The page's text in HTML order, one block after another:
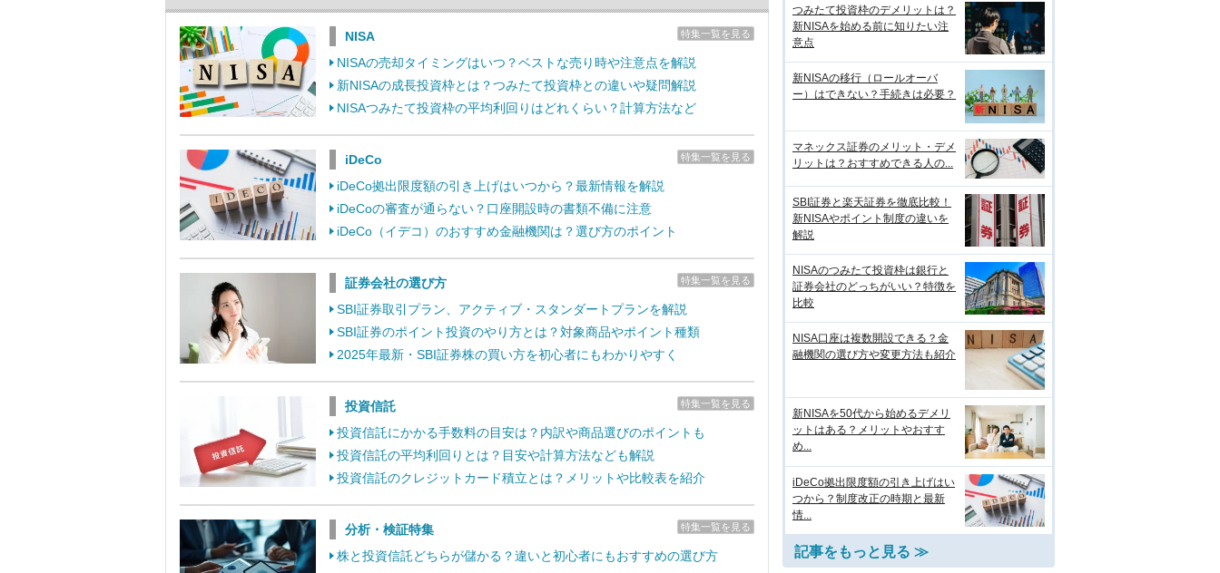
特集一覧を見る
NISA
NISAの売却タイミングはいつ？ベストな売り時や注意点を解説
新NISAの成長投資枠とは？つみたて投資枠との違いや疑問解説
NISAつみたて投資枠の平均利回りはどれくらい？計算方法など
特集一覧を見る
iDeCo
iDeCo拠出限度額の引き上げはいつから？最新情報を解説
iDeCoの審査が通らない？口座開設時の書類不備に注意
iDeCo（イデコ）のおすすめ金融機関は？選び方のポイント
特集一覧を見る
証券会社の選び方
SBI証券取引プラン、アクティブ・スタンダートプランを解説
SBI証券のポイント投資のやり方とは？対象商品やポイント種類
2025年最新・SBI証券株の買い方を初心者にもわかりやすく
特集一覧を見る
投資信託
投資信託にかかる手数料の目安は？内訳や商品選びのポイントも
投資信託の平均利回りとは？目安や計算方法なども解説
投資信託のクレジットカード積立とは？メリットや比較表を紹介
特集一覧を見る
分析・検証特集
株と投資信託どちらが儲かる？違いと初心者にもおすすめの選び方
つみたて投資枠のデメリットは？
新NISAを始める前に知りたい注
意点
新NISAの移行（ロールオーバ
ー）はできない？手続きは必要？
マネックス証券のメリット・デメ
リットは？おすすめできる人の...
SBI証券と楽天証券を徹底比較！
新NISAやポイント制度の違いを
解説
NISAのつみたて投資枠は銀行と
証券会社のどっちがいい？特徴を
比較
NISA口座は複数開設できる？金
融機関の選び方や変更方法も紹介
新NISAを50代から始めるデメリ
ットはある？メリットやおすす
め...
iDeCo拠出限度額の引き上げはい
つから？制度改正の時期と最新
情...
記事をもっと見る ≫